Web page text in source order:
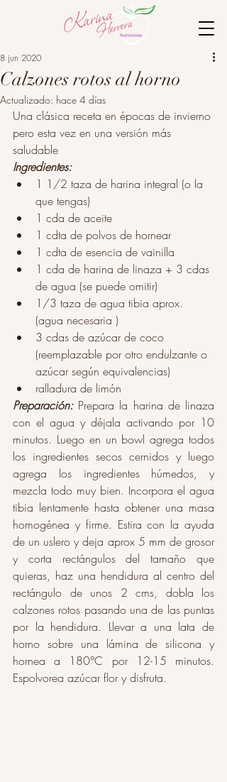
Calzones rotos al horno
8 jun 2020
Actualizado: hace 4 días
Una clásica receta en épocas de invierno
pero esta vez en una versión más
saludable
Ingredientes:
1 1/2 taza de harina integral (o la
que tengas)
1 cda de aceite
1 cdta de polvos de hornear
1 cdta de esencia de vainilla
1 cda de harina de linaza + 3 cdas
de agua (se puede omitir)
1/3 taza de agua tibia aprox.
(agua necesaria )
3 cdas de azúcar de coco
(reemplazable por otro endulzante o
azúcar según equivalencias)
ralladura de limón
Preparación: Prepara la harina de linaza
con el agua y déjala activando por 10
minutos. Luego en un bowl agrega todos
los ingredientes secos cernidos y luego
agrega los ingredientes húmedos, y
mezcla todo muy bien. Incorpora el agua
tibia lentamente hasta obtener una masa
homogénea y firme. Estira con la ayuda
de un uslero y deja aprox 5 mm de grosor
y corta rectángulos del tamaño que
quieras, haz una hendidura al centro del
rectángulo de unos 2 cms, dobla los
calzones rotos pasando una de las puntas
por la hendidura. Llevar a una lata de
horno sobre una lámina de silicona y
hornea a 180°C por 12-15 minutos.
Espolvorea azúcar flor y disfruta.